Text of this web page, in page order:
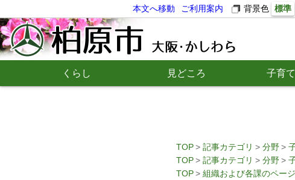
本文へ移動 ご利用案内 背景色 標準
くらし 見どころ 子育
TOP 記事カテゴリ 分野
TOP
記事カテゴリ 分野
TOP
組織および各課のページ